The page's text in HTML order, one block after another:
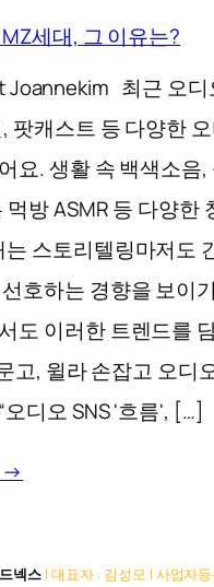
세대, 그 이유는?
최근 오디
팟캐스트 등 다양한
요. 생활 속 백색소음,
방 ASMR 등 다양한
스토리텔링마저도
호하는 경향을 보이
도 이러한 트렌드를
고, 윌라 손잡고 오디
오디오 SNS '흐름', […]
→
넥스 | 대표자 : 김성모 | 사업자